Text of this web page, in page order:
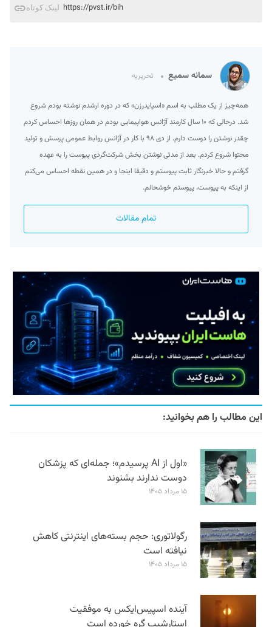
لینک کوتاه https://pvst.ir/bih
سمانه سمیع تحریریه
همه‌چیز از یک مطلب به اسم «اسپایدرزن» که در دوره ارشدم نوشته بودم شروع
شد. درحالی که ۱۰ سال کارمند آژانس هواپیمایی بودم در همان روزها احساس کردم
چقدر نوشتن را دوست دارم. از دی ۹۸ با کار در آژانس روابط عمومی پرسش و تولید
محتوا شروع کردم. بعد از مدتی نوشتن بخش شرکت‌گردی پیوست را به عهده
گرفتم و حالا خبرنگار ثابت پیوستم و دقیقا اینجا و در همین نقطه احساس می‌کنم
از اینکه به پیوست، پیوستم خوشحالم.
تمام مقالات
این مطالب را هم بخوانید:
«اول از AI پرسیدم»؛ جمله‌ای که پزشکان
دوست ندارند بشنوند
۱۵ مرداد ۱۴۰۵
رگولاتوری: حجم بسته‌های اینترنتی کاهش
نیافته است
۱۵ مرداد ۱۴۰۵
آینده اسپیس‌ایکس به موفقیت